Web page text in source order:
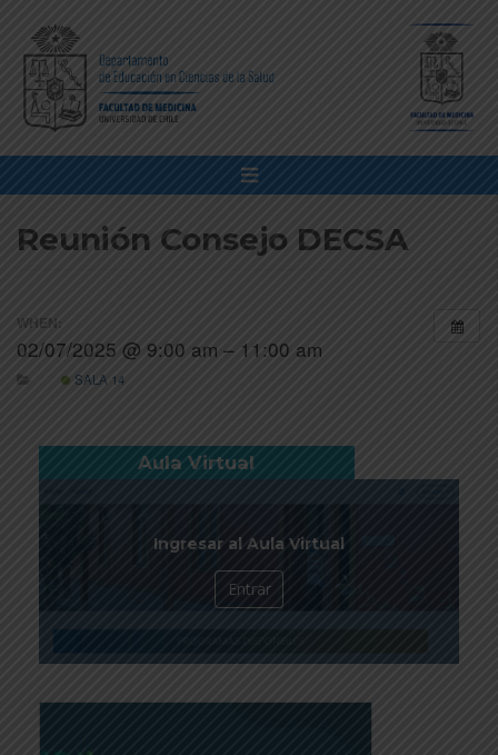
Reunión Consejo DECSA
WHEN:
02/07/2025 @ 9:00 am – 11:00 am
SALA 14
Aula Virtual
Ingresar al Aula Virtual
Entrar